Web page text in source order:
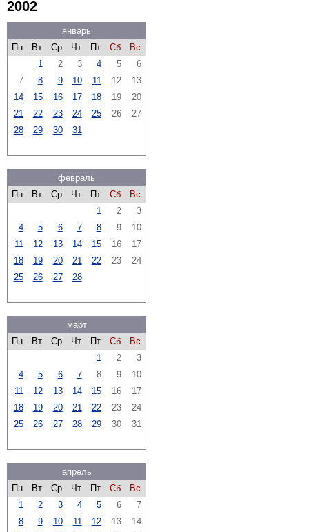
2002
январь
Пн
Вт Ср Чт Пт Сб
Вс
1
2 3 4 5
6
7
8 9 10 11 12
13
14
15 16 17 18 19
20
21
22 23 24 25 26
27
28
29 30 31
февраль
Пн
Вт Ср Чт Пт Сб
Вс
1
2
3
4
5 6 7 8 9
10
11
12 13 14 15 16
17
18
19 20 21 22 23
24
25
26 27 28
март
Пн
Вт Ср Чт Пт Сб
Вс
1
2
3
4
5 6 7 8 9
10
11
12 13 14 15 16
17
18
19 20 21 22 23
24
25
26 27 28 29 30 31
апрель
Пн
Вт Ср Чт Пт Сб
Вс
1
2 3 4 5 6
7
8
9 10 11 12 13
14